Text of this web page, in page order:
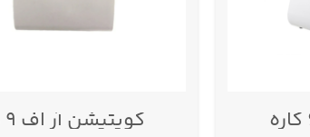
کویتیشن آر اف 9 کاره